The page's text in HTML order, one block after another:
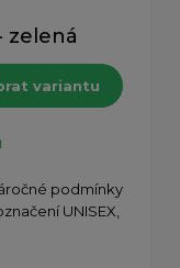
zelená
variantu
podmínky
UNISEX,